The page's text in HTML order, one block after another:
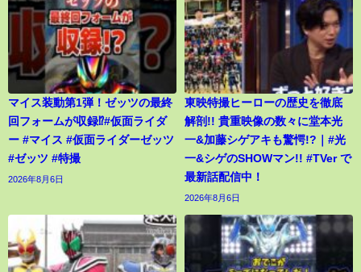
マイス装動第1弾！ゼッツの最終
回フォームが収録⁉︎#仮面ライダ
ー #マイス #仮面ライダーゼッツ
#ゼッツ #特撮
2026年8月6日
東映特撮ヒーローの歴史を徹底
解剖!! 貴重映像の数々に堂本光
一&加藤シゲアキも驚愕!?｜#光
一&シゲのSHOWマン!! #TVer で
最新話配信中！
2026年8月6日